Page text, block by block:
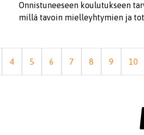
Onnistuneeseen koulutukseen
millä tavoin mielleyhtymien ja
4 5 6 7 8 9 10